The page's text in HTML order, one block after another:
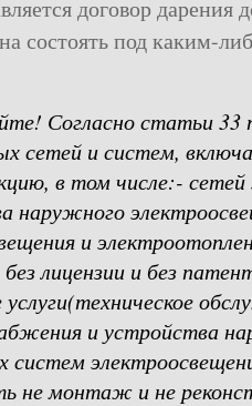
договор
состоять под каким-
Согласно статьи 33
сетей и систем,
в том числе:-
наружного
и
лицензии и без
и устройства
систем
не монтаж и не